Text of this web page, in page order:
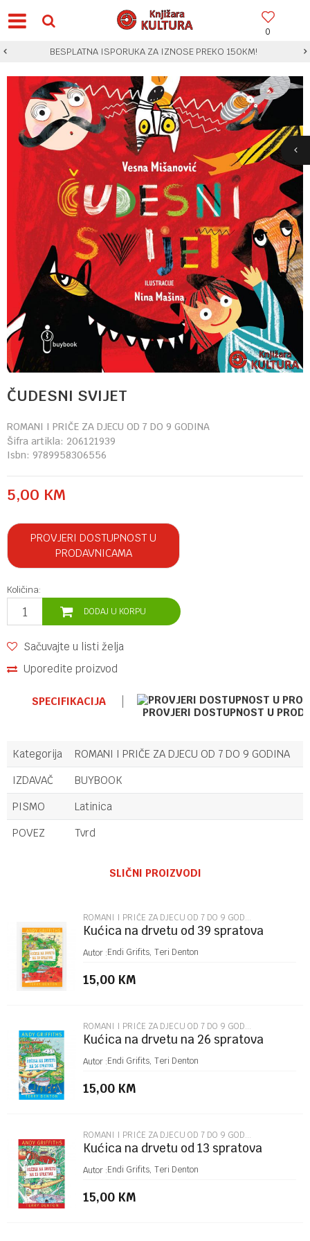
0
BESPLATNA ISPORUKA ZA IZNOSE PREKO 150KM!
ČUDESNI SVIJET
ROMANI I PRIČE ZA DJECU OD 7 DO 9 GODINA
Šifra artikla: 206121939
Isbn: 9789958306556
5,00 KM
PROVJERI DOSTUPNOST U
PRODAVNICAMA
Količina:
DODAJ U KORPU
Sačuvajte u listi želja
Uporedite proizvod
SPECIFIKACIJA
PROVJERI DOSTUPNOST U
Kategorija
ROMANI I PRIČE ZA DJECU OD 7 DO 9 GODINA
IZDAVAČ
BUYBOOK
PISMO
Latinica
POVEZ
Tvrd
Poruka
POŠALJI
SLIČNI PROIZVODI
ROMANI I PRIČE ZA DJECU OD 7 DO 9 GODINA
Kućica na drvetu od 39 spratova
Autor :Endi Grifits, Teri Denton
15,00 KM
ROMANI I PRIČE ZA DJECU OD 7 DO 9 GODINA
Kućica na drvetu na 26 spratova
Autor :Endi Grifits, Teri Denton
15,00 KM
ROMANI I PRIČE ZA DJECU OD 7 DO 9 GODINA
Kućica na drvetu od 13 spratova
Autor :Endi Grifits, Teri Denton
15,00 KM